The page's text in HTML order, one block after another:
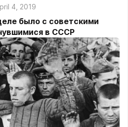
4, 2019
было с советскими
в СССР